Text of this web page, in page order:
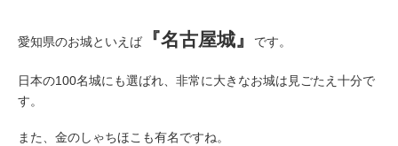
愛知県のお城といえば 『名古屋城』 です。
日本の100名城にも選ばれ、非常に大きなお城は見ごたえ十分で
す。
また、金のしゃちほこも有名ですね。